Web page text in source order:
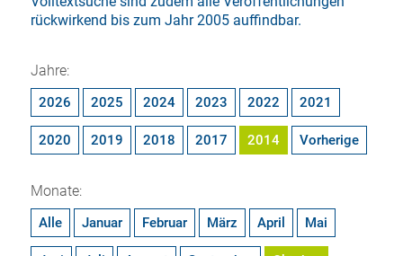
rückwirkend bis zum Jahr 2005 auffindbar.
Jahre:
2026 2025 2024 2023 2022 2021
2020 2019 2018 2017 2014 Vorherige
Monate:
Alle Januar Februar März April Mai